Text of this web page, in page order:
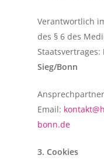
Verantwortlich
des § 6 des
Staatsvertrages:
Sieg/Bonn
Email:
bonn.de
3. Cookies